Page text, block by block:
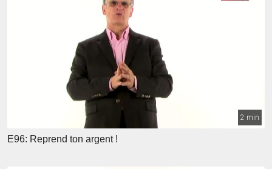
2 min
E96: Reprend ton argent !